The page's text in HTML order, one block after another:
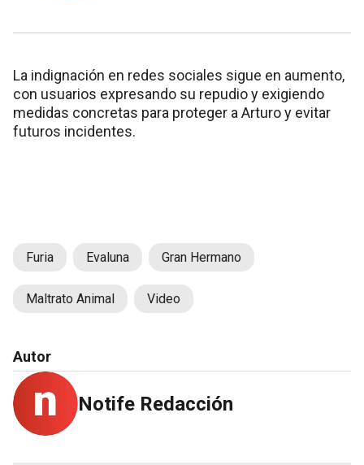
La indignación en redes sociales sigue en aumento,
con usuarios expresando su repudio y exigiendo
medidas concretas para proteger a Arturo y evitar
futuros incidentes.
Furia Evaluna Gran Hermano
Maltrato Animal Video
Autor
Notife Redacción